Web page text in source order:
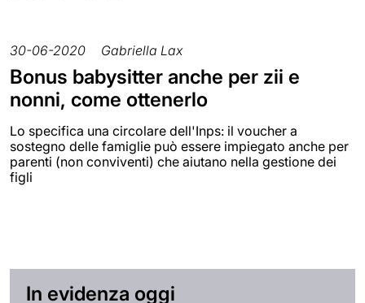
30-06-2020 Gabriella Lax
Bonus babysitter anche per zii e
nonni, come ottenerlo
Lo specifica una circolare dell'Inps: il voucher a
sostegno delle famiglie può essere impiegato anche per
parenti (non conviventi) che aiutano nella gestione dei
figli
In evidenza oggi